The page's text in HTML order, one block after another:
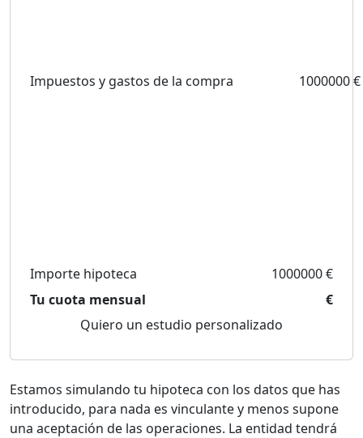
Impuestos y gastos de la compra 1000000 €
Importe hipoteca
1000000 €
Tu cuota mensual
€
Quiero un estudio personalizado
Estamos simulando tu hipoteca con los datos que has
introducido, para nada es vinculante y menos supone
una aceptación de las operaciones. La entidad tendrá